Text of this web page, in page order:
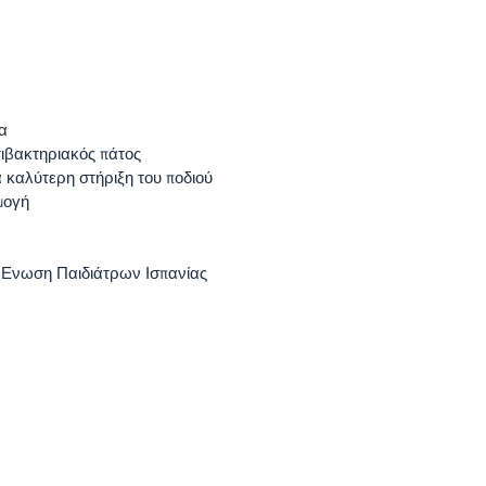
πάτος
στήριξη του ποδιού
Ενωση Παιδιάτρων Ισπανίας